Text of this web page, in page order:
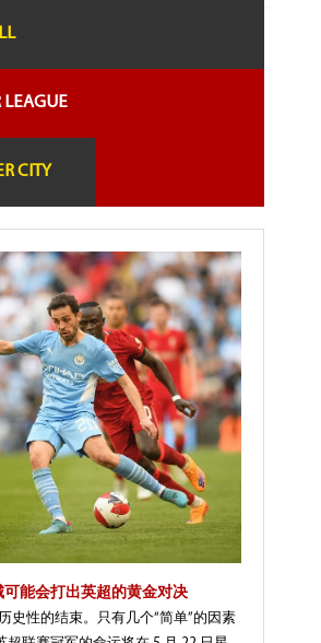
LEAGUE
CITY
能会打出英超的黄金对决
史性的结束。只有几个“简单”的因素